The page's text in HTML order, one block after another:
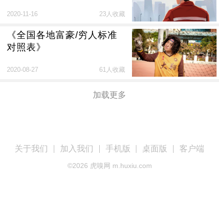
2020-11-16 23人收藏
《全国各地富豪/穷人标准
对照表》
2020-08-27 61人收藏
加载更多
关于我们 加入我们 手机版 桌面版 客户端
©2026 虎嗅网 m.huxiu.com